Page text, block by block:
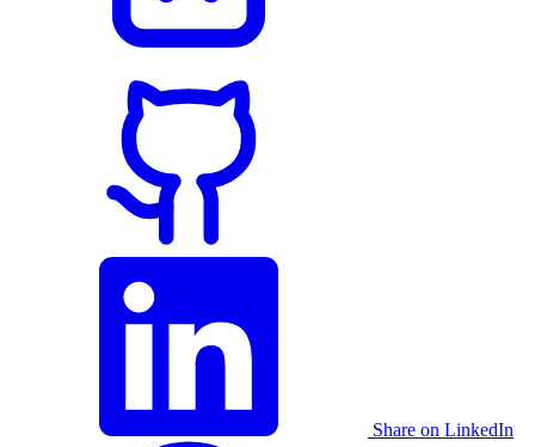
Share on LinkedIn